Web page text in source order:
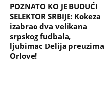
POZNATO KO JE BUDUĆI
SELEKTOR SRBIJE: Kokeza
izabrao dva velikana
srpskog fudbala,
ljubimac Delija preuzima
Orlove!